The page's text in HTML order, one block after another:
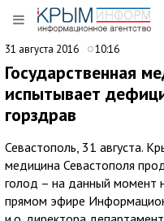
31 августа 2016 10:16
Государственная
испытывает
горздрав
Севастополь, 31 августа.
медицина Севастополя
голод – на данный момент
прямом эфире